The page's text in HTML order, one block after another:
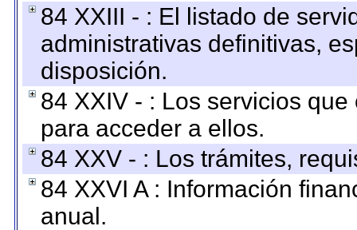
84 XXIII - : El listado de
administrativas definitivas,
disposición.
84 XXIV - : Los servicios
para acceder a ellos.
84 XXV - : Los trámites,
84 XXVI A : Información
anual.